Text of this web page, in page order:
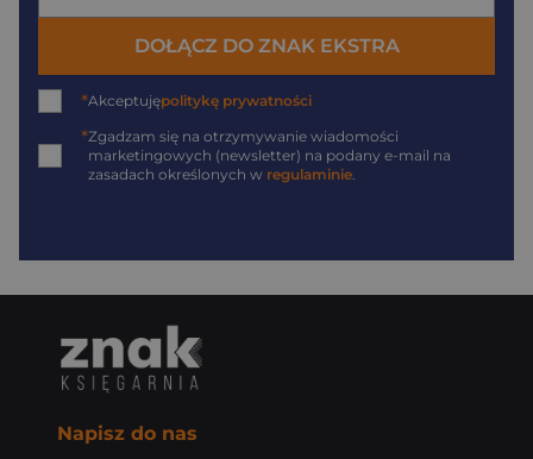
DOŁĄCZ DO ZNAK EKSTRA
*Akceptujępolitykę prywatności
*Zgadzam się na otrzymywanie wiadomości
marketingowych (newsletter) na podany e-mail na
zasadach określonych w regulaminie.
Napisz do nas